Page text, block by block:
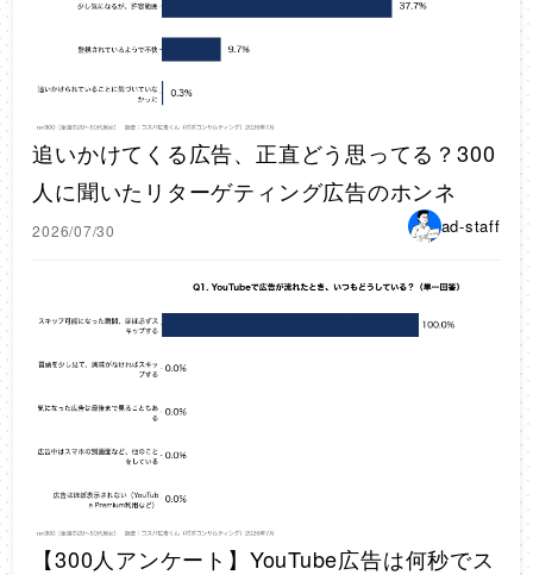
追いかけてくる広告、正直どう思ってる？300
人に聞いたリターゲティング広告のホンネ
2026/07/30 ad-staff
【300人アンケート】YouTube広告は何秒でス